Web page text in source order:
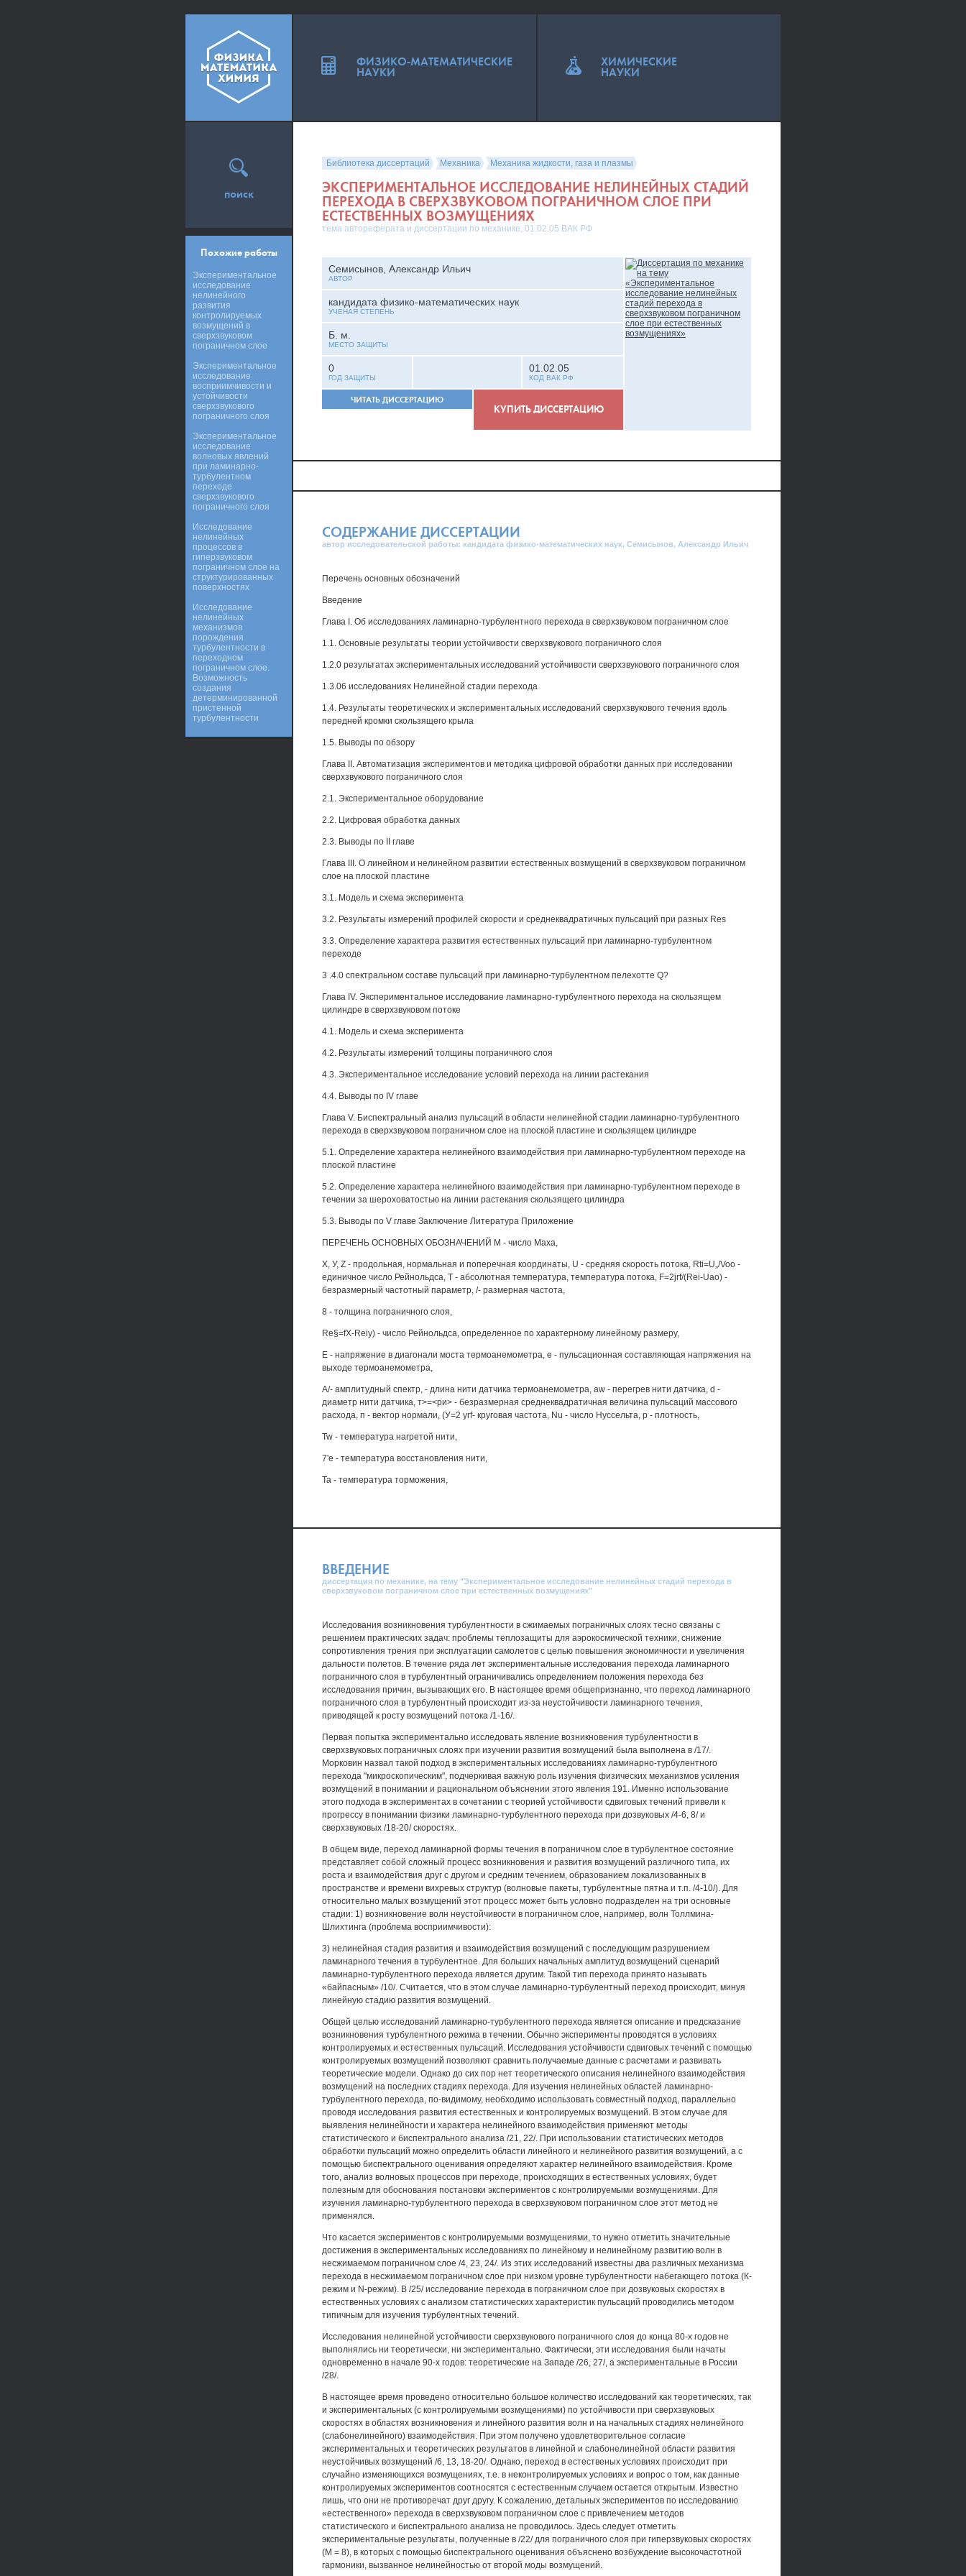
Библиотека диссертаций Механика Механика жидкости, газа и плазмы
ЭКСПЕРИМЕНТАЛЬНОЕ ИССЛЕДОВАНИЕ НЕЛИНЕЙНЫХ СТАДИЙ
ПЕРЕХОДА В СВЕРХЗВУКОВОМ ПОГРАНИЧНОМ СЛОЕ ПРИ
ЕСТЕСТВЕННЫХ ВОЗМУЩЕНИЯХ
тема автореферата и диссертации по механике, 01.02.05 ВАК РФ
Семисынов, Александр Ильич
АВТОР
кандидата физико-математических наук
УЧЕНАЯ СТЕПЕНЬ
Б. м.
МЕСТО ЗАЩИТЫ
0
ГОД ЗАЩИТЫ
01.02.05
КОД ВАК РФ
ЧИТАТЬ ДИССЕРТАЦИЮ
КУПИТЬ ДИССЕРТАЦИЮ
СОДЕРЖАНИЕ ДИССЕРТАЦИИ
автор исследовательской работы: кандидата физико-математических наук, Семисынов, Александр Ильич
Перечень основных обозначений
Введение
Глава I. Об исследованиях ламинарно-турбулентного перехода в сверхзвуковом пограничном слое
1.1. Основные результаты теории устойчивости сверхзвукового пограничного слоя
1.2.0 результатах экспериментальных исследований устойчивости сверхзвукового пограничного слоя
1.3.06 исследованиях Нелинейной стадии перехода
1.4. Результаты теоретических и экспериментальных исследований сверхзвукового течения вдоль
передней кромки скользящего крыла
1.5. Выводы по обзору
Глава II. Автоматизация экспериментов и методика цифровой обработки данных при исследовании
сверхзвукового пограничного слоя
2.1. Экспериментальное оборудование
2.2. Цифровая обработка данных
2.3. Выводы по II главе
Глава III. О линейном и нелинейном развитии естественных возмущений в сверхзвуковом пограничном
слое на плоской пластине
3.1. Модель и схема эксперимента
3.2. Результаты измерений профилей скорости и среднеквадратичных пульсаций при разных Res
3.3. Определение характера развития естественных пульсаций при ламинарно-турбулентном
переходе
3 .4.0 спектральном составе пульсаций при ламинарно-турбулентном пелехотте Q?
Глава IV. Экспериментальное исследование ламинарно-турбулентного перехода на скользящем
цилиндре в сверхзвуковом потоке
4.1. Модель и схема эксперимента
4.2. Результаты измерений толщины пограничного слоя
4.3. Экспериментальное исследование условий перехода на линии растекания
4.4. Выводы по IV главе
Глава V. Биспектральный анализ пульсаций в области нелинейной стадии ламинарно-турбулентного
перехода в сверхзвуковом пограничном слое на плоской пластине и скользящем цилиндре
5.1. Определение характера нелинейного взаимодействия при ламинарно-турбулентном переходе на
плоской пластине
5.2. Определение характера нелинейного взаимодействия при ламинарно-турбулентном переходе в
течении за шероховатостью на линии растекания скользящего цилиндра
5.3. Выводы по V главе Заключение Литература Приложение
ПЕРЕЧЕНЬ ОСНОВНЫХ ОБОЗНАЧЕНИЙ М - число Маха,
X, У, Z - продольная, нормальная и поперечная координаты, U - средняя скорость потока, Rti=U„/Voo -
единичное число Рейнольдса, Т - абсолютная температура, температура потока, F=2jrf/(Rei-Uao) -
безразмерный частотный параметр, /- размерная частота,
8 - толщина пограничного слоя,
Re§=fX-Reiy) - число Рейнольдса, определенное по характерному линейному размеру,
Е - напряжение в диагонали моста термоанемометра, е - пульсационная составляющая напряжения на
выходе термоанемометра,
А/- амплитудный спектр, - длина нити датчика термоанемометра, aw - перегрев нити датчика, d -
диаметр нити датчика, т>=<ри> - безразмерная среднеквадратичная величина пульсаций массового
расхода, п - вектор нормали, (У=2 yrf- круговая частота, Nu - число Нуссельта, р - плотность,
Tw - температура нагретой нити,
7'е - температура восстановления нити,
Та - температура торможения,
ВВЕДЕНИЕ
диссертация по механике, на тему "Экспериментальное исследование нелинейных стадий перехода в
сверхзвуковом пограничном слое при естественных возмущениях"
Исследования возникновения турбулентности в сжимаемых пограничных слоях тесно связаны с
решением практических задач: проблемы теплозащиты для аэрокосмической техники, снижение
сопротивления трения при эксплуатации самолетов с целью повышения экономичности и увеличения
дальности полетов. В течение ряда лет экспериментальные исследования перехода ламинарного
пограничного слоя в турбулентный ограничивались определением положения перехода без
исследования причин, вызывающих его. В настоящее время общепризнанно, что переход ламинарного
пограничного слоя в турбулентный происходит из-за неустойчивости ламинарного течения,
приводящей к росту возмущений потока /1-16/.
Первая попытка экспериментально исследовать явление возникновения турбулентности в
сверхзвуковых пограничных слоях при изучении развития возмущений была выполнена в /17/.
Морковин назвал такой подход в экспериментальных исследованиях ламинарно-турбулентного
перехода "микроскопическим", подчеркивая важную роль изучения физических механизмов усиления
возмущений в понимании и рациональном объяснении этого явления 191. Именно использование
этого подхода в экспериментах в сочетании с теорией устойчивости сдвиговых течений привели к
прогрессу в понимании физики ламинарно-турбулентного перехода при дозвуковых /4-6, 8/ и
сверхзвуковых /18-20/ скоростях.
В общем виде, переход ламинарной формы течения в пограничном слое в турбулентное состояние
представляет собой сложный процесс возникновения и развития возмущений различного типа, их
роста и взаимодействия друг с другом и средним течением, образованием локализованных в
пространстве и времени вихревых структур (волновые пакеты, турбулентные пятна и т.п. /4-10/). Для
относительно малых возмущений этот процесс может быть условно подразделен на три основные
стадии: 1) возникновение волн неустойчивости в пограничном слое, например, волн Толлмина-
Шлихтинга (проблема восприимчивости):
3) нелинейная стадия развития и взаимодействия возмущений с последующим разрушением
ламинарного течения в турбулентное. Для больших начальных амплитуд возмущений сценарий
ламинарно-турбулентного перехода является другим. Такой тип перехода принято называть
«байпасным» /10/. Считается, что в этом случае ламинарно-турбулентный переход происходит, минуя
линейную стадию развития возмущений.
Общей целью исследований ламинарно-турбулентного перехода является описание и предсказание
возникновения турбулентного режима в течении. Обычно эксперименты проводятся в условиях
контролируемых и естественных пульсаций. Исследования устойчивости сдвиговых течений с помощью
контролируемых возмущений позволяют сравнить получаемые данные с расчетами и развивать
теоретические модели. Однако до сих пор нет теоретического описания нелинейного взаимодействия
возмущений на последних стадиях перехода. Для изучения нелинейных областей ламинарно-
турбулентного перехода, по-видимому, необходимо использовать совместный подход, параллельно
проводя исследования развития естественных и контролируемых возмущений. В этом случае для
выявления нелинейности и характера нелинейного взаимодействия применяют методы
статистического и биспектрального анализа /21, 22/. При использовании статистических методов
обработки пульсаций можно определить области линейного и нелинейного развития возмущений, а с
помощью биспектрального оценивания определяют характер нелинейного взаимодействия. Кроме
того, анализ волновых процессов при переходе, происходящих в естественных условиях, будет
полезным для обоснования постановки экспериментов с контролируемыми возмущениями. Для
изучения ламинарно-турбулентного перехода в сверхзвуковом пограничном слое этот метод не
применялся.
Что касается экспериментов с контролируемыми возмущениями, то нужно отметить значительные
достижения в экспериментальных исследованиях по линейному и нелинейному развитию волн в
несжимаемом пограничном слое /4, 23, 24/. Из этих исследований известны два различных механизма
перехода в несжимаемом пограничном слое при низком уровне турбулентности набегающего потока (К-
режим и N-режим). В /25/ исследование перехода в пограничном слое при дозвуковых скоростях в
естественных условиях с анализом статистических характеристик пульсаций проводились методом
типичным для изучения турбулентных течений.
Исследования нелинейной устойчивости сверхзвукового пограничного слоя до конца 80-х годов не
выполнялись ни теоретически, ни экспериментально. Фактически, эти исследования были начаты
одновременно в начале 90-х годов: теоретические на Западе /26, 27/, а экспериментальные в России
/28/.
В настоящее время проведено относительно большое количество исследований как теоретических, так
и экспериментальных (с контролируемыми возмущениями) по устойчивости при сверхзвуковых
скоростях в областях возникновения и линейного развития волн и на начальных стадиях нелинейного
(слабонелинейного) взаимодействия. При этом получено удовлетворительное согласие
экспериментальных и теоретических результатов в линейной и слабонелинейной области развития
неустойчивых возмущений /6, 13, 18-20/. Однако, переход в естественых условиях происходит при
случайно изменяющихся возмущениях, т.е. в неконтролируемых условиях и вопрос о том, как данные
контролируемых экспериментов соотносятся с естественным случаем остается открытым. Известно
лишь, что они не противоречат друг другу. К сожалению, детальных экспериментов по исследованию
«естественного» перехода в сверхзвуковом пограничном слое с привлечением методов
статистического и биспектрального анализа не проводилось. Здесь следует отметить
экспериментальные результаты, полученные в /22/ для пограничного слоя при гиперзвуковых скоростях
(М = 8), в которых с помощью биспектрального оценивания объяснено возбуждение высокочастотной
гармоники, вызванное нелинейностью от второй моды возмущений.
поиск
Похожие работы
Экспериментальное
исследование
нелинейного
развития
контролируемых
возмущений в
сверхзвуковом
пограничном слое
Экспериментальное
исследование
восприимчивости и
устойчивости
сверхзвукового
пограничного слоя
Экспериментальное
исследование
волновых явлений
при ламинарно-
турбулентном
переходе
сверхзвукового
пограничного слоя
Исследование
нелинейных
процессов в
гиперзвуковом
пограничном слое на
структурированных
поверхностях
Исследование
нелинейных
механизмов
порождения
турбулентности в
переходном
пограничном слое.
Возможность
создания
детерминированной
пристенной
турбулентности
ФИЗИКО-МАТЕМАТИЧЕСКИЕ
НАУКИ
ХИМИЧЕСКИЕ
НАУКИ